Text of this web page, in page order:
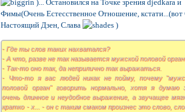
)... Остановился на Точке зрения djedkara и
Фимы(Очень Естесственное Отношение,
Настоящий Дзен, Слава
)
- Где ты слов таких нахватался?
- А что, разве не так называется мужской половой
- Так-то оно так, да неприлично так выражаться.
- Что-то я вас людей никак не пойму, почему
половой орган" говорить нормально, хотя я думаю
очень длинное и неудобное выражение, а звучащее
кратко - х... - он с таким смаком произнес это слово,